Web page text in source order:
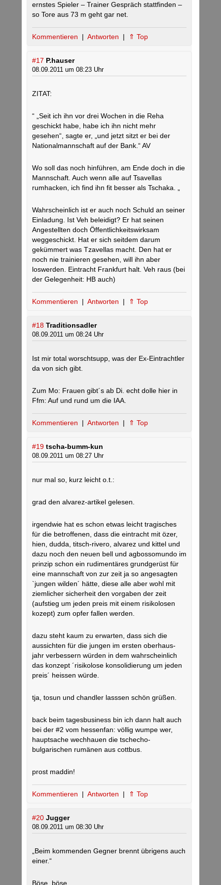
ernstes Spieler – Trainer Gespräch stattfinden –
so Tore aus 73 m geht gar net.
Kommentieren | Antworten | ⇑ Top
#17 P.hauser
08.09.2011 um 08:23 Uhr
ZITAT:
“ „Seit ich ihn vor drei Wochen in die Reha
geschickt habe, habe ich ihn nicht mehr
gesehen“, sagte er, „und jetzt sitzt er bei der
Nationalmannschaft auf der Bank.“ AV
Wo soll das noch hinführen, am Ende doch in die
Mannschaft. Auch wenn alle auf Tsavellas
rumhacken, ich find ihn fit besser als Tschaka. „
Wahrscheinlich ist er auch noch Schuld an seiner
Einladung. Ist Veh beleidigt? Er hat seinen
Angestellten doch Öffentlichkeitswirksam
weggeschickt. Hat er sich seitdem darum
gekümmert was Tzavellas macht. Den hat er
noch nie trainieren gesehen, will ihn aber
loswerden. Eintracht Frankfurt halt. Veh raus (bei
der Gelegenheit: HB auch)
Kommentieren | Antworten | ⇑ Top
#18 Traditionsadler
08.09.2011 um 08:24 Uhr
Ist mir total worschtsupp, was der Ex-Eintrachtler
da von sich gibt.
Zum Mo: Frauen gibt´s ab Di. echt dolle hier in
Ffm: Auf und rund um die IAA.
Kommentieren | Antworten | ⇑ Top
#19 tscha-bumm-kun
08.09.2011 um 08:27 Uhr
nur mal so, kurz leicht o.t.:
grad den alvarez-artikel gelesen.
irgendwie hat es schon etwas leicht tragisches
für die betroffenen, dass die eintracht mit özer,
hien, dudda, titsch-rivero, alvarez und kittel und
dazu noch den neuen bell und agbossomundo im
prinzip schon ein rudimentäres grundgerüst für
eine mannschaft von zur zeit ja so angesagten
`jungen wilden´ hätte, diese alle aber wohl mit
ziemlicher sicherheit den vorgaben der zeit
(aufstieg um jeden preis mit einem risikolosen
kozept) zum opfer fallen werden.
dazu steht kaum zu erwarten, dass sich die
aussichten für die jungen im ersten oberhaus-
jahr verbessern würden in dem wahrscheinlich
das konzept ´risikolose konsolidierung um jeden
preis´ heissen würde.
tja, tosun und chandler lasssen schön grüßen.
back beim tagesbusiness bin ich dann halt auch
bei der #2 vom hessenfan: völlig wumpe wer,
hauptsache wechhauen die tschecho-
bulgarischen rumänen aus cottbus.
prost maddin!
Kommentieren | Antworten | ⇑ Top
#20 Jugger
08.09.2011 um 08:30 Uhr
„Beim kommenden Gegner brennt übrigens auch
einer.“
Böse, böse…